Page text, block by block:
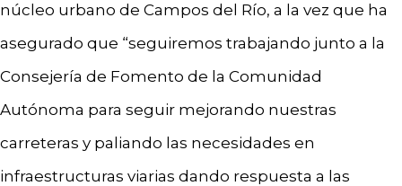
núcleo urbano de Campos del Río, a la vez que ha
asegurado que “seguiremos trabajando junto a la
Consejería de Fomento de la Comunidad
Autónoma para seguir mejorando nuestras
carreteras y paliando las necesidades en
infraestructuras viarias dando respuesta a las